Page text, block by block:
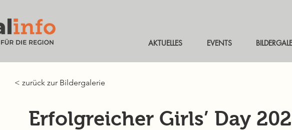
AKTUELLES EVENTS
< zurück zur Bildergalerie
Erfolgreicher Girls’ Day